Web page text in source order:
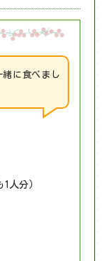
に食べまし
人分）